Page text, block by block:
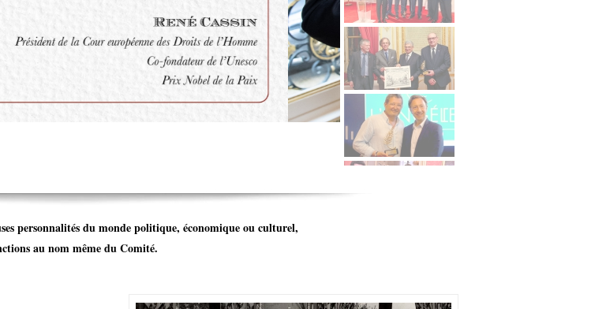
personnalités du monde politique, économique ou culturel,
au nom même du Comité.